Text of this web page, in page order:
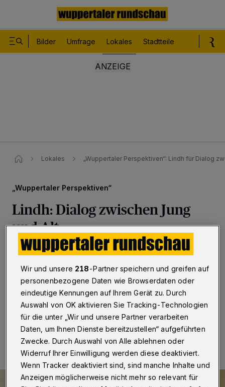
Bilder Umfrage Lokales Stadtteile
Lokales „Wuppertaler Perspektiven“: Lindh für Dialog
„Wuppertaler Perspektiven“
Lindh: Dialog zwischen Jung
und Alt
Wuppertal·Der Wuppertaler Bundestagsabgeordnete
2020) von 9 bis 11 Uhr einen offenen Dialog auf dem
Johannes-Rau-Platz in Barmen.
16.07.2020 , 07:00 Uhr Eine Minute Lesezeit
Wir und unsere 218-Partner speichern und greifen auf
personenbezogene Daten wie Browserdaten oder
eindeutige Kennungen auf Ihrem Gerät zu. Durch
Auswahl von OK aktivieren Sie Tracking-Technologien
für die unter „Wir und unsere Partner verarbeiten
Daten, um Ihnen Dienste bereitzustellen“ aufgeführten
Zwecke. Durch Auswahl von Alle ablehnen oder
Widerruf Ihrer Einwilligung werden diese deaktiviert.
Wenn Tracker deaktiviert sind, sind manche Inhalte und
Anzeigen möglicherweise nicht mehr so relevant für